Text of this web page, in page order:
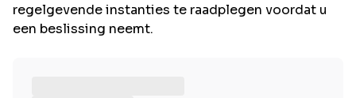
regelgevende instanties te raadplegen voordat u
een beslissing neemt.